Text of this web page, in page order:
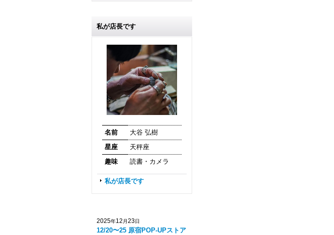
私が店長です
名前
大谷 弘樹
星座
天秤座
趣味
読書・カメラ
私が店長です
2025年12 月23日
12/20〜25 原宿POP-UPストア